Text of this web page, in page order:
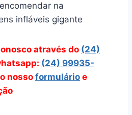
na
infláveis gigante
através do (24)
(24) 99935-
nosso formulário e